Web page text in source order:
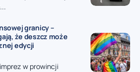
granicy –
że deszcz może
edycji
w prowincji